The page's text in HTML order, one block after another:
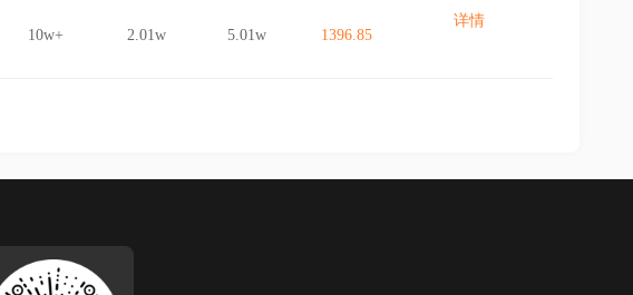
10w+ 2.01w 5.01w 1396.85
详情